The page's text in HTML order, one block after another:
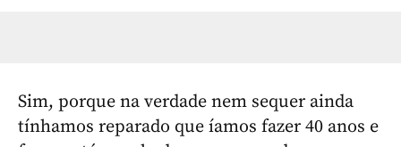
Sim, porque na verdade nem sequer ainda
tínhamos reparado que íamos fazer 40 anos e